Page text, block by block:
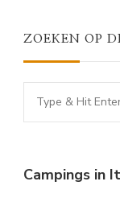
ZOEKEN OP
Looking
for
Campings in